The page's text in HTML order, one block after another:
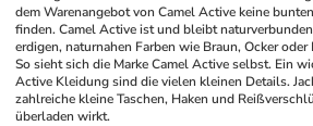
dem Warenangebot von Camel Active keine
finden. Camel Active ist und bleibt
erdigen, naturnahen Farben wie Braun, Ocker
So sieht sich die Marke Camel Active selbst. Ein
Active Kleidung sind die vielen kleinen Details.
zahlreiche kleine Taschen, Haken und
überladen wirkt.